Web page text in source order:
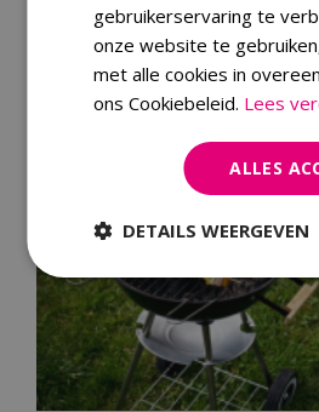
Gasbarbecue
gebruikerservaring te
onze website te
met alle cookies in
ons Cookiebeleid. Lees
ALLES
DETAILS WEERGEVEN